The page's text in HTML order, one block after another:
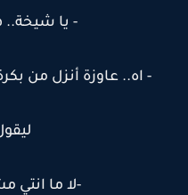
- يا شيخة..
- اه.. عاوزة أنزل من
ليقول
-لا ما انتي